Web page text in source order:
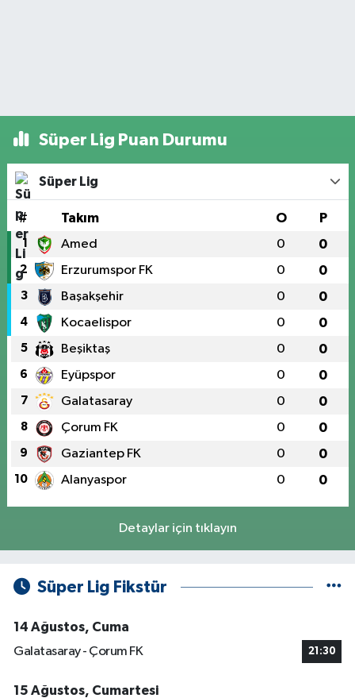
Süper Lig Puan Durumu
Süper Lig
# Takım O P
1 Amed 0 0
2 Erzurumspor FK 0 0
3 Başakşehir 0 0
4 Kocaelispor 0 0
5 Beşiktaş 0 0
6 Eyüpspor 0 0
7 Galatasaray 0 0
8 Çorum FK 0 0
9 Gaziantep FK 0 0
10 Alanyaspor 0 0
Detaylar için tıklayın
Süper Lig Fikstür
14 Ağustos, Cuma
Galatasaray - Çorum FK
21:30
15 Ağustos, Cumartesi